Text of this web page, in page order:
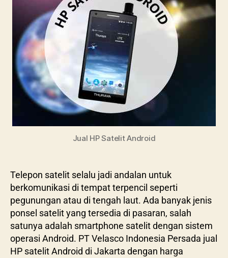
Jual HP Satelit Android
Telepon satelit selalu jadi andalan untuk
berkomunikasi di tempat terpencil seperti
pegunungan atau di tengah laut. Ada banyak jenis
ponsel satelit yang tersedia di pasaran, salah
satunya adalah smartphone satelit dengan sistem
operasi Android. PT Velasco Indonesia Persada jual
HP satelit Android di Jakarta dengan harga